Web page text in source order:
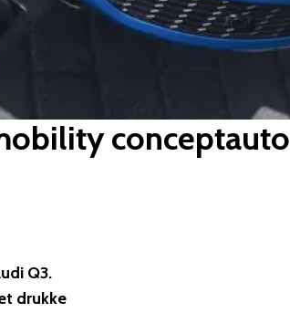
conceptauto
Q3.
drukke